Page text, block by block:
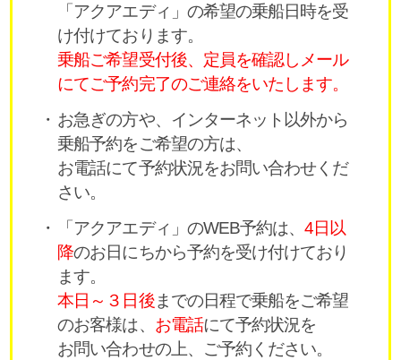
「アクアエディ」の希望の乗船日時を受
け付けております。
乗船ご希望受付後、定員を確認しメール
にてご予約完了のご連絡をいたします。
お急ぎの方や、インターネット以外から
乗船予約をご希望の方は、
お電話にて予約状況をお問い合わせくだ
さい。
「アクアエディ」のWEB予約は、4日以
降のお日にちから予約を受け付けており
ます。
本日～３日後までの日程で乗船をご希望
のお客様は、 お電話にて予約状況を
お問い合わせの上、ご予約ください。